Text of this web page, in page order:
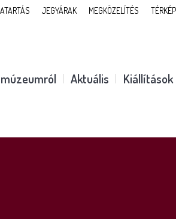
JEGYÁRAK MEGKÖZELÍTÉS TÉRKÉP
Aktuális Kiállítások